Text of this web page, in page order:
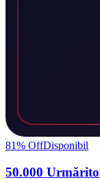
81% OffDisponibil
50.000